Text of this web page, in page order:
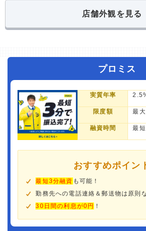
店舗外観を見る
プロミス
実質年率
限度額 最
融資時間 最
おすすめポイン
最短3分融資 も可能！
勤務先への電話連絡＆郵送物は原則
30日間の利息が0円 ！